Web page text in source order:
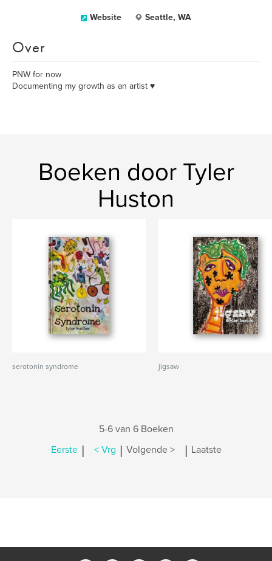
Website Seattle, WA
Over
PNW for now
Documenting my growth as an artist ♥️
Boeken door Tyler
Huston
serotonin syndrome jigsaw
5-6 van 6 Boeken
Eerste | < Vrg | Volgende > | Laatste